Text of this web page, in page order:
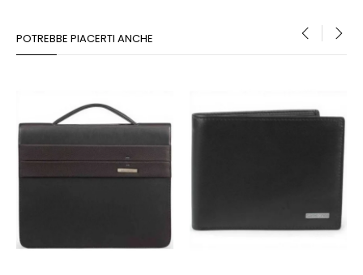
POTREBBE PIACERTI ANCHE